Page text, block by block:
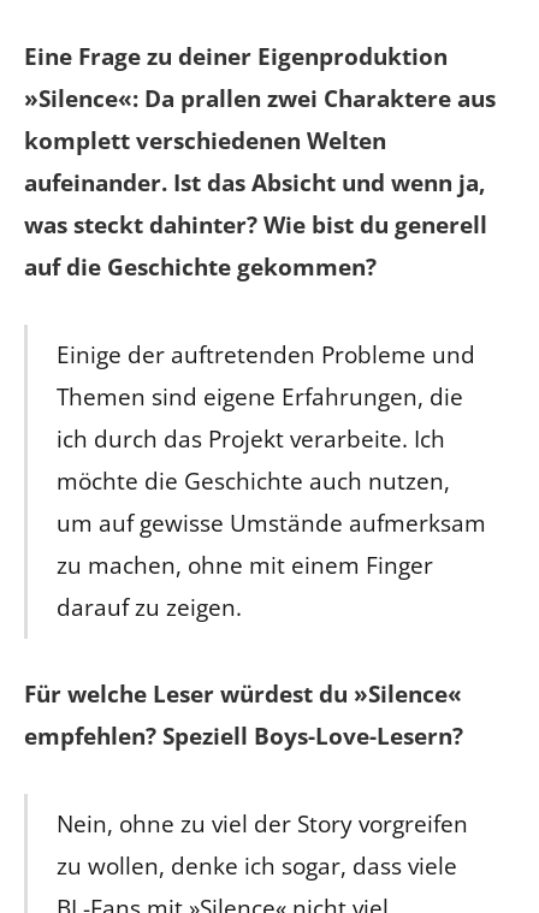
Eine Frage zu deiner Eigenproduktion
»Silence«: Da prallen zwei Charaktere aus
komplett verschiedenen Welten
aufeinander. Ist das Absicht und wenn ja,
was steckt dahinter? Wie bist du generell
auf die Geschichte gekommen?
Einige der auftretenden Probleme und
Themen sind eigene Erfahrungen, die
ich durch das Projekt verarbeite. Ich
möchte die Geschichte auch nutzen,
um auf gewisse Umstände aufmerksam
zu machen, ohne mit einem Finger
darauf zu zeigen.
Für welche Leser würdest du »Silence«
empfehlen? Speziell Boys-Love-Lesern?
Nein, ohne zu viel der Story vorgreifen
zu wollen, denke ich sogar, dass viele